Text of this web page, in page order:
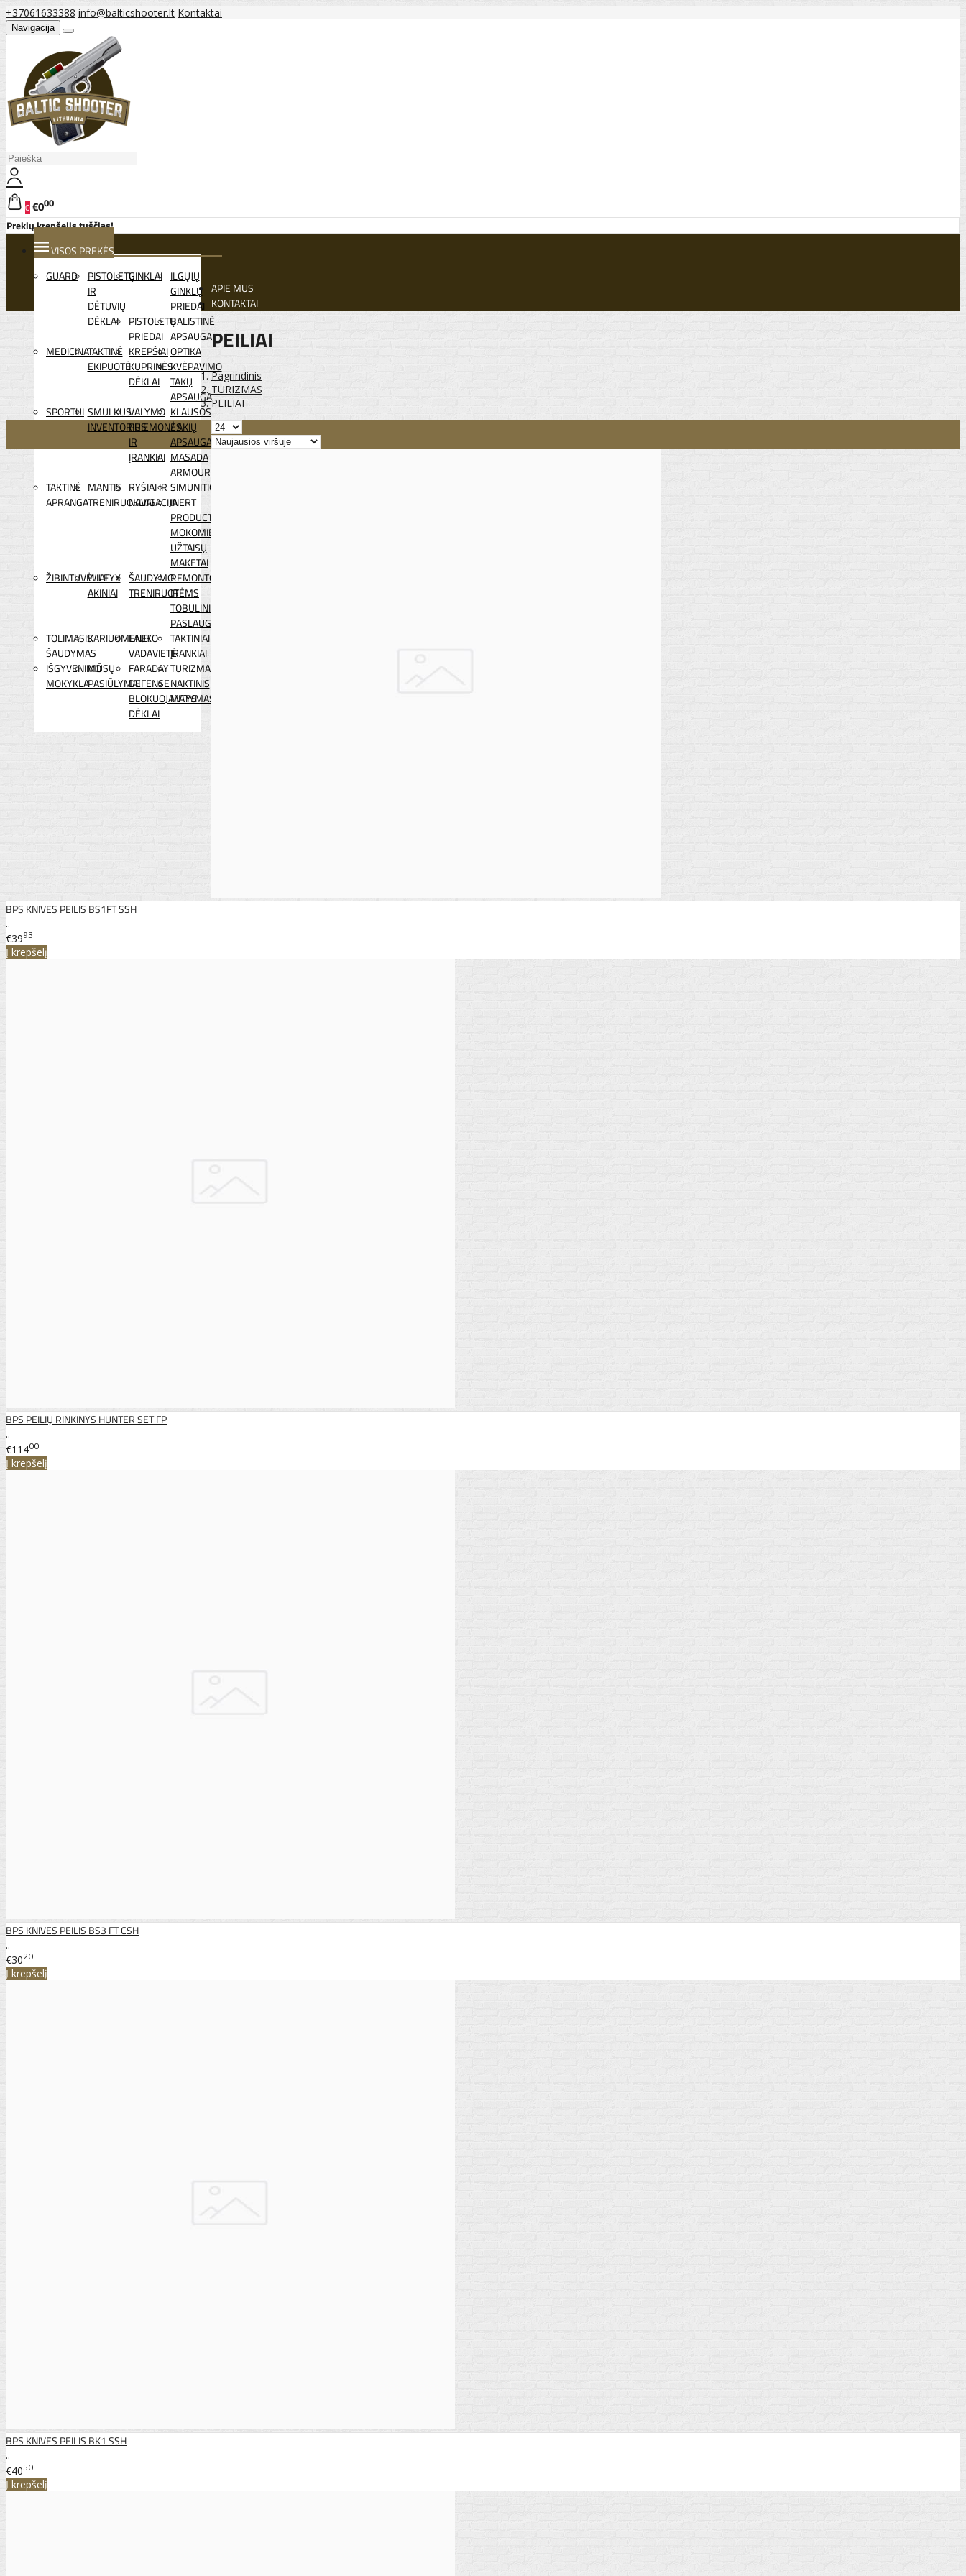
+37061633388 info@balticshooter.lt Kontaktai
Navigacija
0€000
Prekių krepšelis tuščias!
VISOS PREKĖS
GUARD
PISTOLETŲ
IR
DĖTUVIŲ
DĖKLAI
GINKLAI ILGŲJŲ
GINKLŲ
PRIEDAI
PISTOLETŲ
PRIEDAI
BALISTINĖ
APSAUGA
MEDICINATAKTINĖ
EKIPUOTĖ
KREPŠIAI
KUPRINĖS
DĖKLAI
OPTIKA
KVĖPAVIMO
TAKŲ
APSAUGA
SPORTUI SMULKUS
INVENTORIUS
VALYMO
PRIEMONĖS
IR
ĮRANKIAI
KLAUSOS
/ AKIŲ
APSAUGA
MASADA
ARMOUR
TAKTINĖ
APRANGA
MANTIS
TRENIRUOKLIAI
RYŠIAI IR
NAVIGACIJA
SIMUNITION
INERT
PRODUCTS
MOKOMIEJI
UŽTAISŲ
MAKETAI
ŽIBINTUVĖLIAI
WILEYX
AKINIAI
ŠAUDYMO
TRENIRUOTĖMS
REMONTO
IR
TOBULINIMO
PASLAUGOS
TOLIMASIS
ŠAUDYMAS
KARIUOMENEI
LAUKO
VADAVIETĖ
TAKTINIAI
ĮRANKIAI
IŠGYVENIMO
MOKYKLA
MŪSŲ
PASIŪLYMAI
FARADAY
DEFENSE
BLOKUOJANTYS
DĖKLAI
TURIZMAS
NAKTINIS
MATYMAS
APIE MUS
KONTAKTAI
PEILIAI
Pagrindinis
TURIZMAS
PEILIAI
BPS KNIVES PEILIS BS1FT SSH
..
€3993
Į krepšelį
BPS PEILIŲ RINKINYS HUNTER SET FP
..
€11400
Į krepšelį
BPS KNIVES PEILIS BS3 FT CSH
..
€3020
Į krepšelį
BPS KNIVES PEILIS BK1 SSH
..
€4050
Į krepšelį